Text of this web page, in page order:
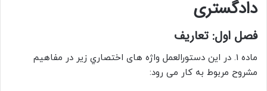
دادگستری
ﻓﺼﻞ ﺍﻭﻝ: ﺗﻌﺎﺭﻳﻒ
ﻣﺎﺩه 1. ﺩﺭ ﺍﻳﻦ ﺩﺳﺘﻮﺭﺍﻟﻌﻤﻞ واژه های ﺍﺧﺘﺼﺎﺭﻱ ﺯﻳﺮ ﺩﺭ ﻣﻔﺎﻫﻴﻢ
ﻣﺸﺮﻭﺡ ﻣﺮﺑﻮﻁ ﺑﻪ ﻛﺎﺭ می رود: